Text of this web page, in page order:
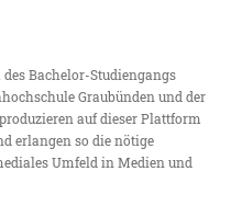
Bachelor-Studiengangs
Graubünden und der
auf dieser Plattform
erlangen so die nötige
Umfeld in Medien und